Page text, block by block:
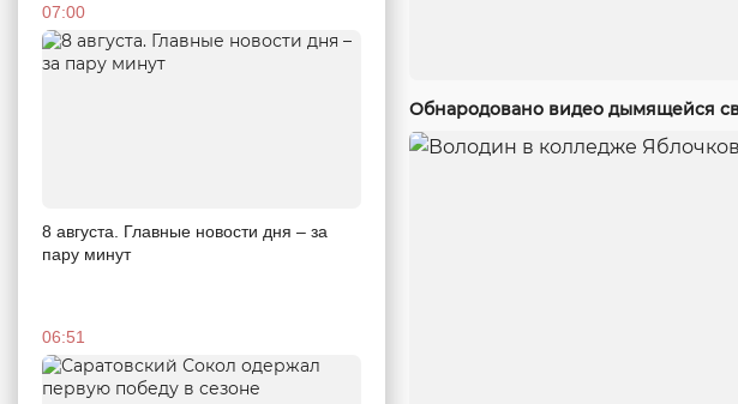
07:00
8 августа. Главные новости дня – за
пару минут
06:51
Обнародовано видео дымящейся